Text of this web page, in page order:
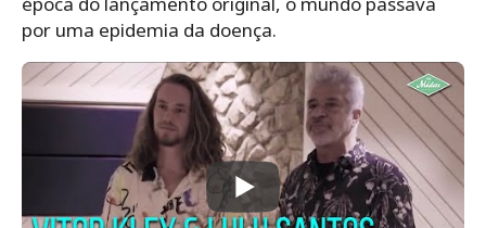
por uma epidemia da doença.